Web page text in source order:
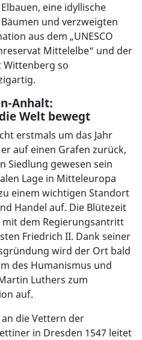
eine idyllische
und verzweigten
aus dem „UNESCO
Mittelelbe“ und der
so
Anhalt:
Welt bewegt
erstmals um das Jahr
auf einen Grafen zurück,
Siedlung gewesen sein
Lage in Mitteleuropa
einem wichtigen Standort
Handel auf. Die Blütezeit
dem Regierungsantritt
Friedrich II. Dank seiner
wird der Ort bald
des Humanismus und
Luthers zum
auf.
die Vettern der
in Dresden 1547 leitet